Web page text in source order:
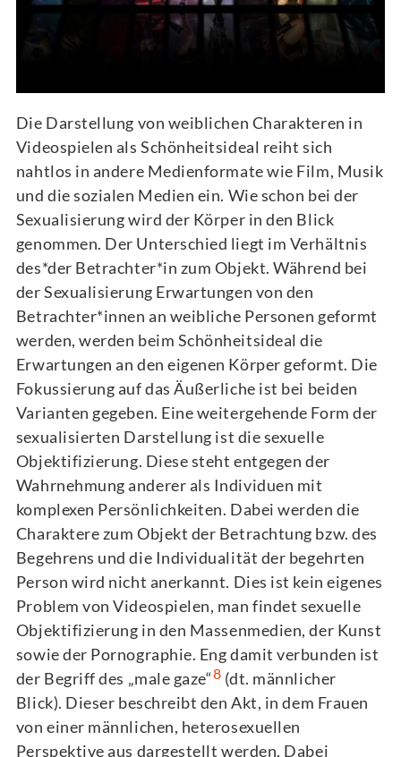
Die Darstellung von weiblichen Charakteren in
Videospielen als Schönheitsideal reiht sich
nahtlos in andere Medienformate wie Film, Musik
und die sozialen Medien ein. Wie schon bei der
Sexualisierung wird der Körper in den Blick
genommen. Der Unterschied liegt im Verhältnis
des*der Betrachter*in zum Objekt. Während bei
der Sexualisierung Erwartungen von den
Betrachter*innen an weibliche Personen geformt
werden, werden beim Schönheitsideal die
Erwartungen an den eigenen Körper geformt. Die
Fokussierung auf das Äußerliche ist bei beiden
Varianten gegeben. Eine weitergehende Form der
sexualisierten Darstellung ist die sexuelle
Objektifizierung. Diese steht entgegen der
Wahrnehmung anderer als Individuen mit
komplexen Persönlichkeiten. Dabei werden die
Charaktere zum Objekt der Betrachtung bzw. des
Begehrens und die Individualität der begehrten
Person wird nicht anerkannt. Dies ist kein eigenes
Problem von Videospielen, man findet sexuelle
Objektifizierung in den Massenmedien, der Kunst
sowie der Pornographie. Eng damit verbunden ist
der Begriff des „male gaze“8 (dt. männlicher
Blick). Dieser beschreibt den Akt, in dem Frauen
von einer männlichen, heterosexuellen
Perspektive aus dargestellt werden. Dabei